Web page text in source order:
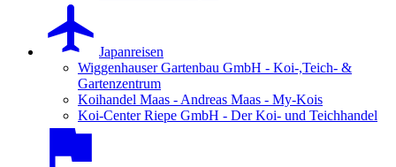
Japanreisen
Wiggenhauser Gartenbau GmbH - Koi-,Teich- &
Gartenzentrum
Koihandel Maas - Andreas Maas - My-Kois
Koi-Center Riepe GmbH - Der Koi- und Teichhandel